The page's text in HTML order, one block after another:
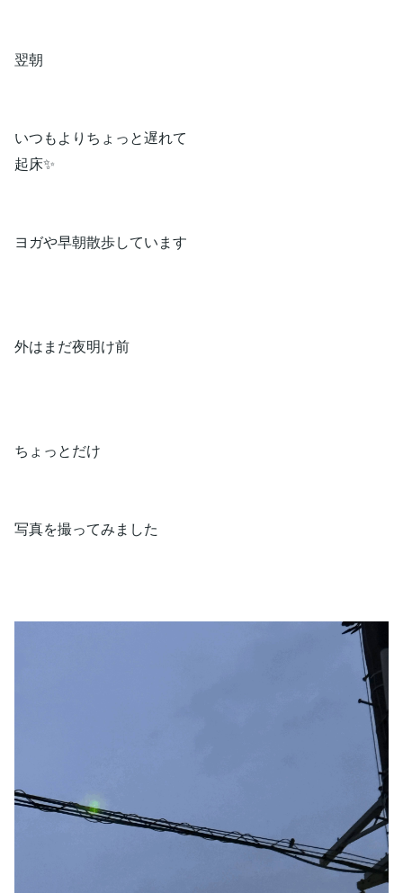
翌朝
いつもよりちょっと遅れて
起床✨
ヨガや早朝散歩しています
外はまだ夜明け前
ちょっとだけ
写真を撮ってみました